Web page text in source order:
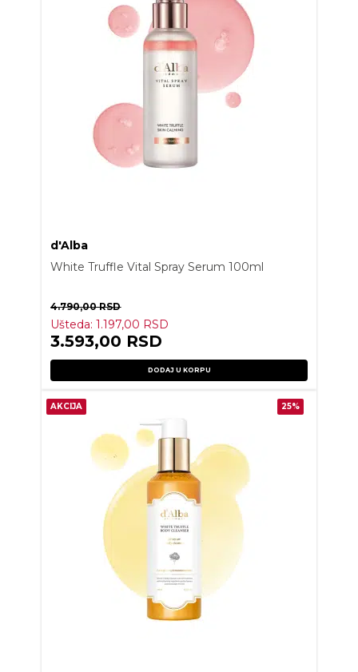
d'Alba
White Truffle Vital Spray Serum 100ml
4.790,00RSD
Ušteda:1.197,00 RSD
3.593,00 RSD
DODAJ U KORPU
AKCIJA 25%